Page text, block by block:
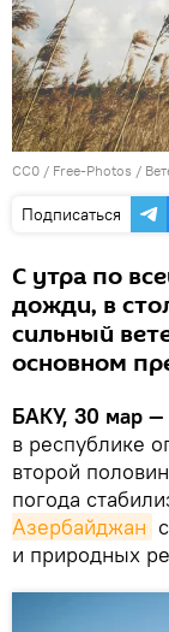
CC0 / Free-Photos /
Подписаться
С утра по
дожди, в
сильный
основном
БАКУ, 30 мар —
в республике
второй
погода
Азербайджан
и природных